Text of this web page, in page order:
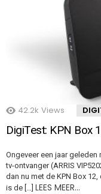
42.2k Views
DigiTest: KPN Box
Ongeveer een jaar geleden
tv-ontvanger (ARRIS
dan nu met de KPN Box
is de […] LEES MEER…